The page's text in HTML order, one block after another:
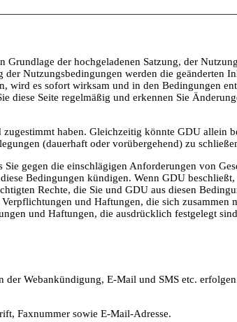
der hochgeladenen Satzung, der
Nutzungsbedingungen werden die geänderten
wird es sofort wirksam und in den Bedingungen
diese Seite regelmäßig und erkennen Sie
haben. Gleichzeitig könnte GDU allein
(dauerhaft oder vorübergehend) zu
gegen die einschlägigen Anforderungen von
Bedingungen kündigen. Wenn GDU
Rechte, die Sie und GDU aus diesen
und Haftungen, die sich zusammen
und Haftungen, die ausdrücklich festgelegt
Webankündigung, E-Mail und SMS etc.
Faxnummer sowie E-Mail-Adresse.